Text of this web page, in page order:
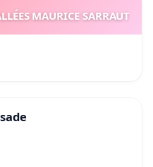
MAURICE SARRAUT